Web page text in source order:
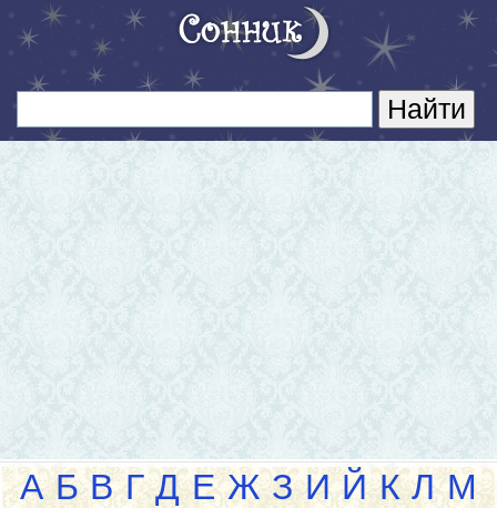
А Б В Г Д Е Ж З И Й К Л М